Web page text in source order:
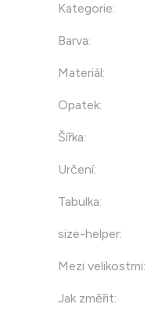
Kategorie:
Barva:
Materiál:
Opatek:
Šířka:
Určení:
Tabulka:
size-helper:
Mezi velikostmi:
Jak změřit: